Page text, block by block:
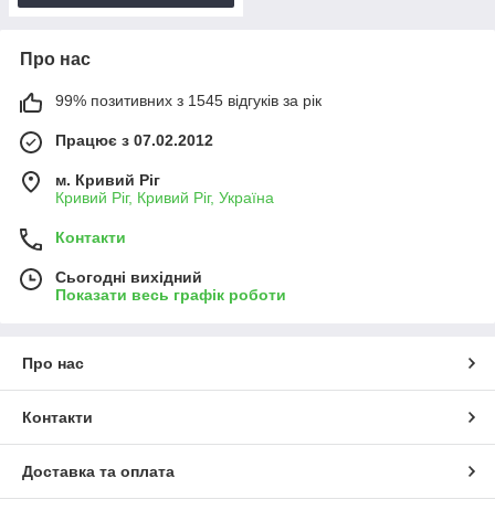
Про нас
99% позитивних з 1545 відгуків за рік
Працює з 07.02.2012
м. Кривий Ріг
Кривий Ріг, Кривий Ріг, Україна
Контакти
Сьогодні вихідний
Показати весь графік роботи
Про нас
Контакти
Доставка та оплата